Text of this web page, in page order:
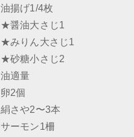
油揚げ1/4枚
★醤油大さじ1
★みりん大さじ1
★砂糖小さじ2
油適量
卵2個
絹さや2〜3本
サーモン1柵